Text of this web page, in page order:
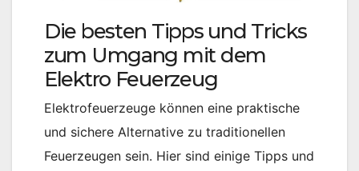
Die besten Tipps und Tricks
zum Umgang mit dem
Elektro Feuerzeug
Elektrofeuerzeuge können eine praktische
und sichere Alternative zu traditionellen
Feuerzeugen sein. Hier sind einige Tipps und